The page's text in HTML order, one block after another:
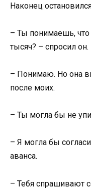
Наконец
– Ты понимаешь, что
тысяч? – спросил он.
– Понимаю. Но она
после моих.
– Ты могла бы не
– Я могла бы
аванса.
– Тебя спрашивают